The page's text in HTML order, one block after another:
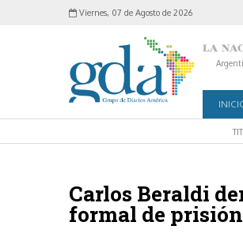
Viernes, 07 de Agosto de 2026
Carlos Beraldi
formal de